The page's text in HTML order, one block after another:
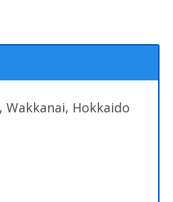
Wakkanai, Hokkaido